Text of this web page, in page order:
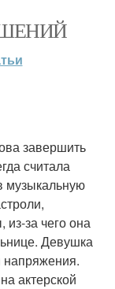
завершить
считала
музыкальную
из-за чего она
Девушка
напряжения.
актерской